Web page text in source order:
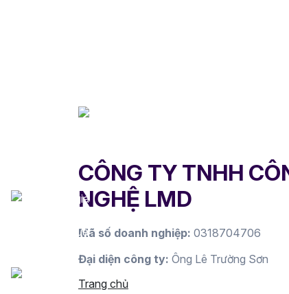
CÔNG TY TNHH
NGHỆ LMD
Mã số doanh nghiệp: 0318704706
Đại diện công ty: Ông Lê Trường Sơn
Trang chủ